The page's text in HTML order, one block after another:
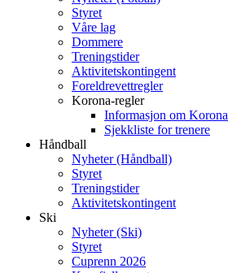
Styret
Våre lag
Dommere
Treningstider
Aktivitetskontingent
Foreldrevettregler
Korona-regler
Informasjon om Korona
Sjekkliste for trenere
Håndball
Nyheter (Håndball)
Styret
Treningstider
Aktivitetskontingent
Ski
Nyheter (Ski)
Styret
Cuprenn 2026